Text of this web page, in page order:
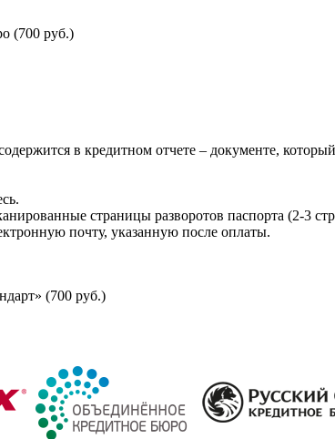
(700 руб.)
в кредитном отчете – документе,
страницы разворотов паспорта (2-3
почту, указанную после оплаты.
(700 руб.)